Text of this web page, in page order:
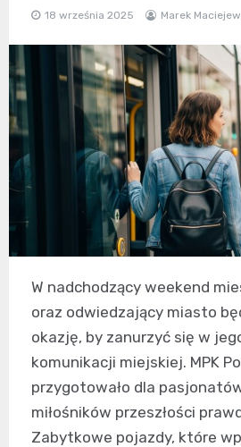
18 września 2025 Marek
W nadchodzący weekend
oraz odwiedzający miasto
okazję, by zanurzyć się w
komunikacji miejskiej. MPK
przygotowało dla
miłośników przeszłości
Zabytkowe pojazdy, które